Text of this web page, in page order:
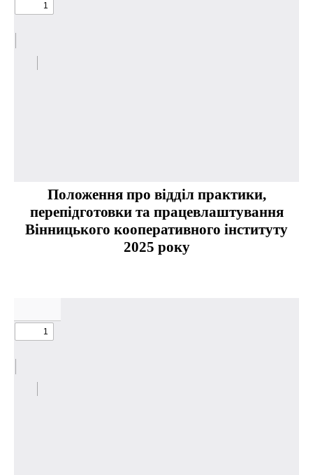
Положення про відділ практики,
перепідготовки та працевлаштування
Вінницького кооперативного інституту
2025 року